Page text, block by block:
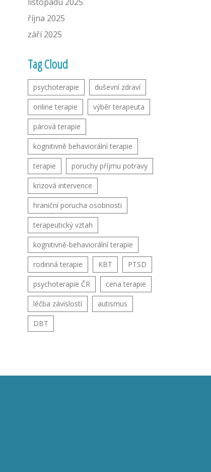
října 2025
září 2025
Tag Cloud
psychoterapie duševní zdraví
online terapie výběr terapeuta
párová terapie
kognitivně behaviorální terapie
terapie poruchy příjmu potravy
krizová intervence
hraniční porucha osobnosti
terapeutický vztah
kognitivně-behaviorální terapie
rodinná terapie KBT PTSD
psychoterapie ČR cena terapie
léčba závislostí autismus
DBT